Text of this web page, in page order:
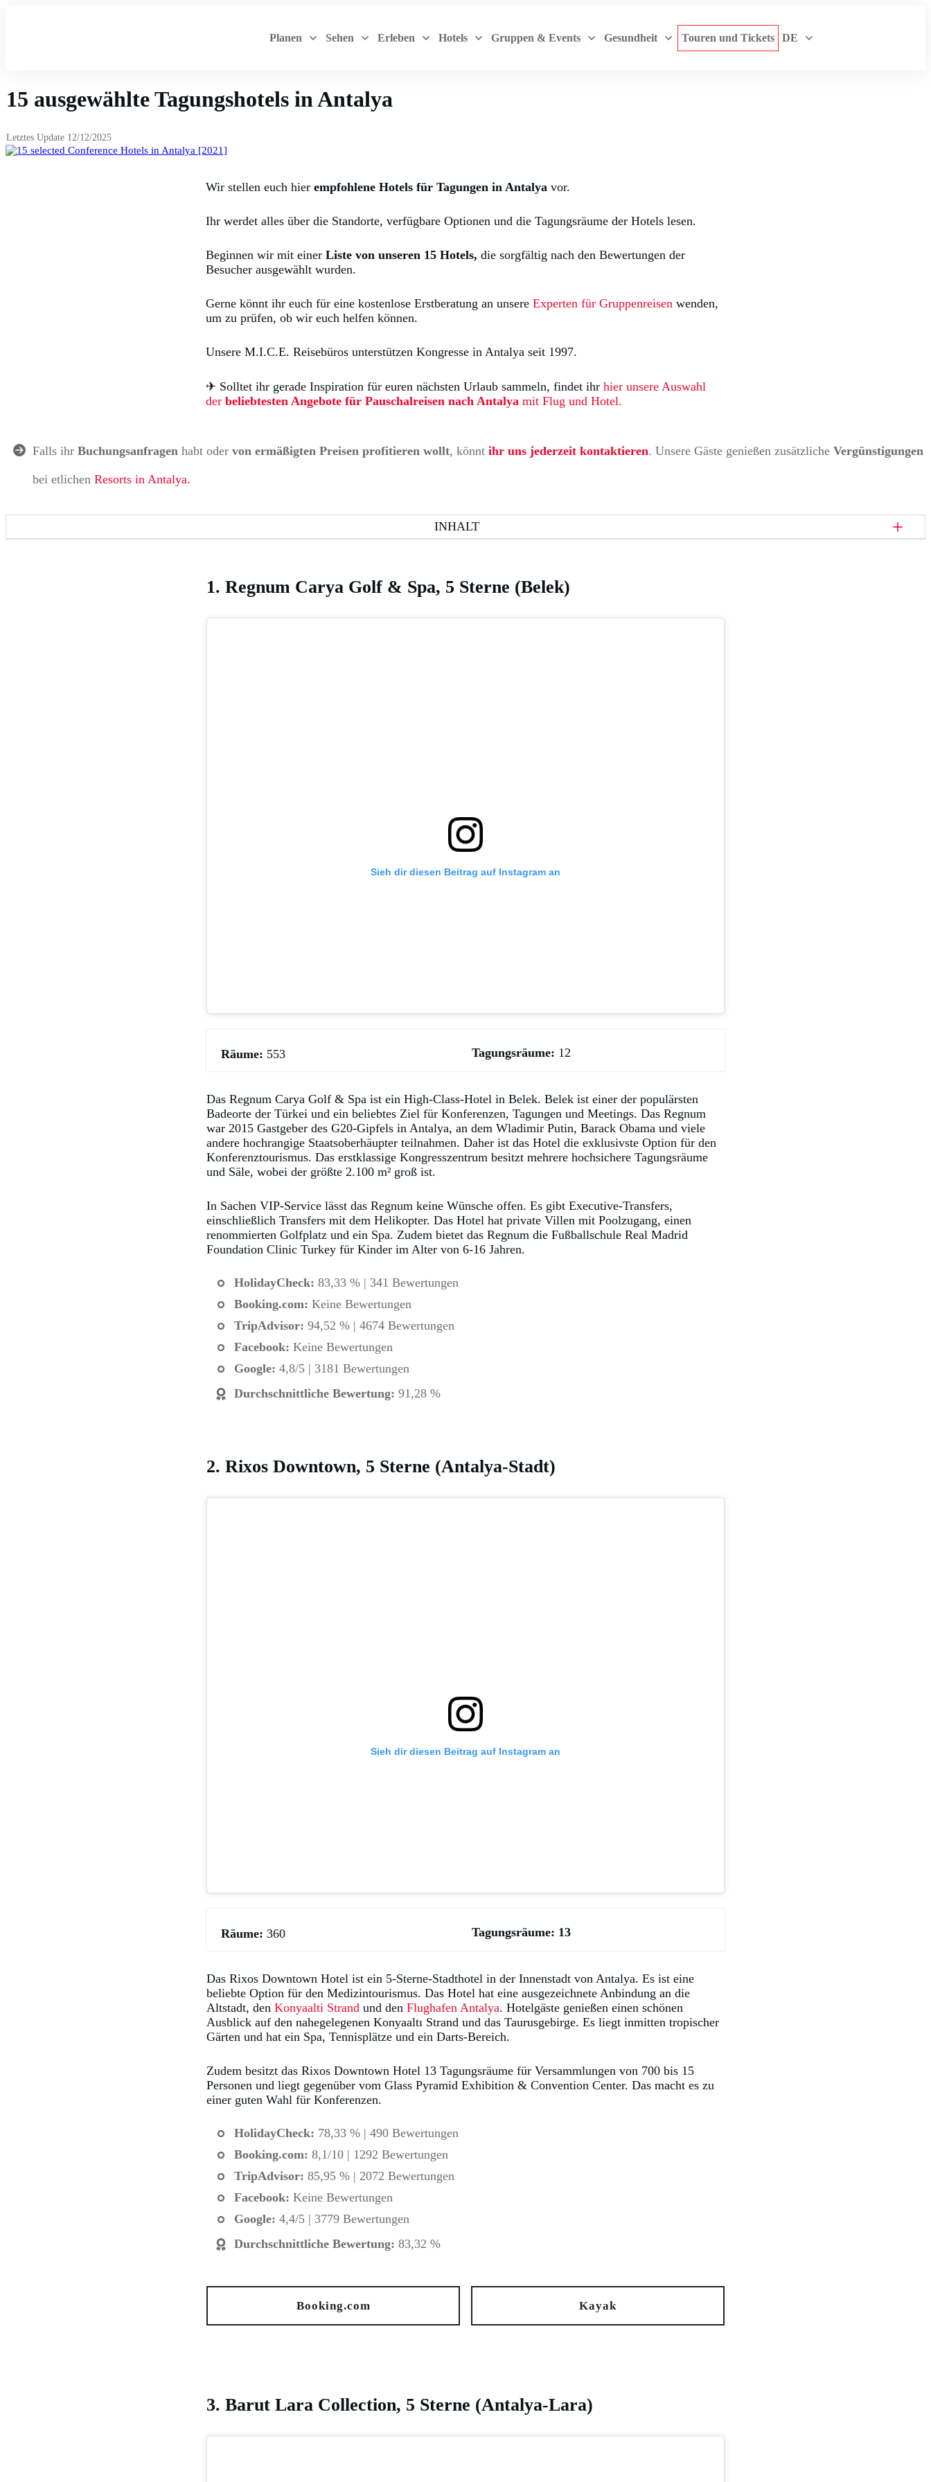
Planen Sehen Erleben Hotels Gruppen & Events Gesundheit Touren und Tickets DE
15 ausgewählte Tagungshotels in Antalya
Letztes Update 12/12/2025
Wir stellen euch hier empfohlene Hotels für Tagungen in Antalya vor.
Ihr werdet alles über die Standorte, verfügbare Optionen und die Tagungsräume der Hotels lesen.
Beginnen wir mit einer Liste von unseren 15 Hotels, die sorgfältig nach den Bewertungen der
Besucher ausgewählt wurden.
Gerne könnt ihr euch für eine kostenlose Erstberatung an unsere Experten für Gruppenreisen wenden,
um zu prüfen, ob wir euch helfen können.
Unsere M.I.C.E. Reisebüros unterstützen Kongresse in Antalya seit 1997.
✈︎ Solltet ihr gerade Inspiration für euren nächsten Urlaub sammeln, findet ihr hier unsere Auswahl
der beliebtesten Angebote für Pauschalreisen nach Antalya mit Flug und Hotel.
Falls ihr Buchungsanfragen habt oder von ermäßigten Preisen profitieren wollt, könnt ihr uns jederzeit kontaktieren. Unsere Gäste genießen zusätzliche Vergünstigungen
bei etlichen Resorts in Antalya.
INHALT
1. Regnum Carya Golf & Spa, 5 Sterne (Belek)
Sieh dir diesen Beitrag auf Instagram an
Räume: 553 Tagungsräume: 12
Das Regnum Carya Golf & Spa ist ein High-Class-Hotel in Belek. Belek ist einer der populärsten
Badeorte der Türkei und ein beliebtes Ziel für Konferenzen, Tagungen und Meetings. Das Regnum
war 2015 Gastgeber des G20-Gipfels in Antalya, an dem Wladimir Putin, Barack Obama und viele
andere hochrangige Staatsoberhäupter teilnahmen. Daher ist das Hotel die exklusivste Option für den
Konferenztourismus. Das erstklassige Kongresszentrum besitzt mehrere hochsichere Tagungsräume
und Säle, wobei der größte 2.100 m² groß ist.
In Sachen VIP-Service lässt das Regnum keine Wünsche offen. Es gibt Executive-Transfers,
einschließlich Transfers mit dem Helikopter. Das Hotel hat private Villen mit Poolzugang, einen
renommierten Golfplatz und ein Spa. Zudem bietet das Regnum die Fußballschule Real Madrid
Foundation Clinic Turkey für Kinder im Alter von 6-16 Jahren.
HolidayCheck: 83,33 % | 341 Bewertungen
Booking.com: Keine Bewertungen
TripAdvisor: 94,52 % | 4674 Bewertungen
Facebook: Keine Bewertungen
Google: 4,8/5 | 3181 Bewertungen
Durchschnittliche Bewertung: 91,28 %
2. Rixos Downtown, 5 Sterne (Antalya-Stadt)
Sieh dir diesen Beitrag auf Instagram an
Räume: 360 Tagungsräume: 13
Das Rixos Downtown Hotel ist ein 5-Sterne-Stadthotel in der Innenstadt von Antalya. Es ist eine
beliebte Option für den Medizintourismus. Das Hotel hat eine ausgezeichnete Anbindung an die
Altstadt, den Konyaalti Strand und den Flughafen Antalya. Hotelgäste genießen einen schönen
Ausblick auf den nahegelegenen Konyaaltı Strand und das Taurusgebirge. Es liegt inmitten tropischer
Gärten und hat ein Spa, Tennisplätze und ein Darts-Bereich.
Zudem besitzt das Rixos Downtown Hotel 13 Tagungsräume für Versammlungen von 700 bis 15
Personen und liegt gegenüber vom Glass Pyramid Exhibition & Convention Center. Das macht es zu
einer guten Wahl für Konferenzen.
HolidayCheck: 78,33 % | 490 Bewertungen
Booking.com: 8,1/10 | 1292 Bewertungen
TripAdvisor: 85,95 % | 2072 Bewertungen
Facebook: Keine Bewertungen
Google: 4,4/5 | 3779 Bewertungen
Durchschnittliche Bewertung: 83,32 %
Booking.com Kayak
3. Barut Lara Collection, 5 Sterne (Antalya-Lara)